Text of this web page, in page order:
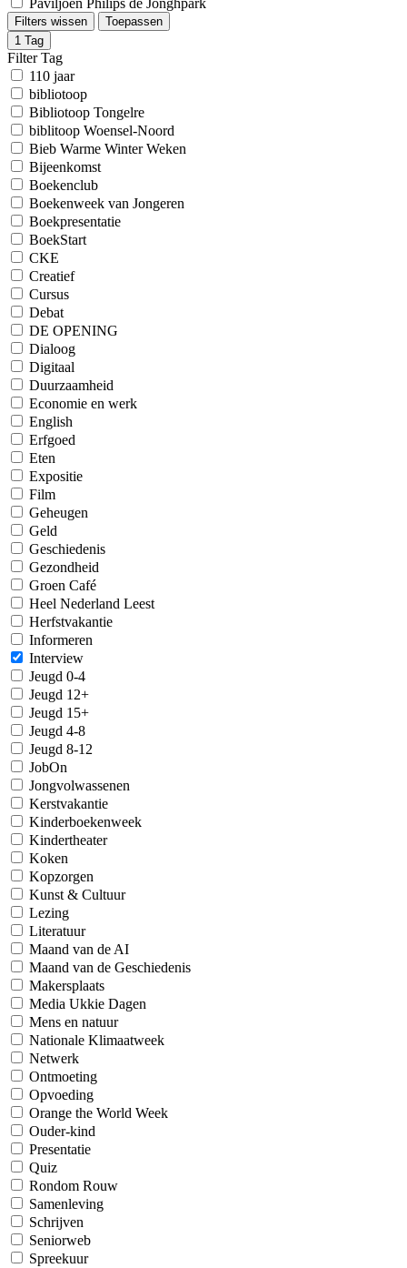
Paviljoen Philips de Jonghpark
Filters wissen
Toepassen
1 Tag
Filter Tag
110 jaar
bibliotoop
Bibliotoop Tongelre
biblitoop Woensel-Noord
Bieb Warme Winter Weken
Bijeenkomst
Boekenclub
Boekenweek van Jongeren
Boekpresentatie
BoekStart
CKE
Creatief
Cursus
Debat
DE OPENING
Dialoog
Digitaal
Duurzaamheid
Economie en werk
English
Erfgoed
Eten
Expositie
Film
Geheugen
Geld
Geschiedenis
Gezondheid
Groen Café
Heel Nederland Leest
Herfstvakantie
Informeren
Interview
Jeugd 0-4
Jeugd 12+
Jeugd 15+
Jeugd 4-8
Jeugd 8-12
JobOn
Jongvolwassenen
Kerstvakantie
Kinderboekenweek
Kindertheater
Koken
Kopzorgen
Kunst & Cultuur
Lezing
Literatuur
Maand van de AI
Maand van de Geschiedenis
Makersplaats
Media Ukkie Dagen
Mens en natuur
Nationale Klimaatweek
Netwerk
Ontmoeting
Opvoeding
Orange the World Week
Ouder-kind
Presentatie
Quiz
Rondom Rouw
Samenleving
Schrijven
Seniorweb
Spreekuur